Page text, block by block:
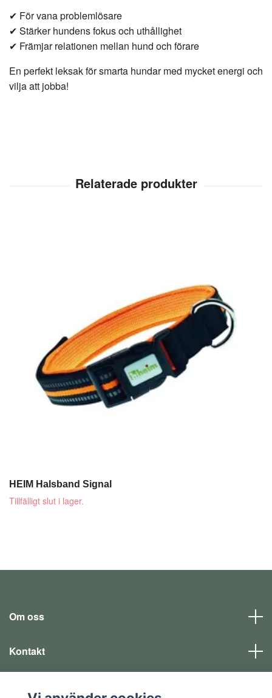
✔ För vana problemlösare
✔ Stärker hundens fokus och uthållighet
✔ Främjar relationen mellan hund och förare
En perfekt leksak för smarta hundar med mycket energi och
vilja att jobba!
HEIM Halsband Signal
Tillfälligt slut i lager.
Om oss
Kontakt